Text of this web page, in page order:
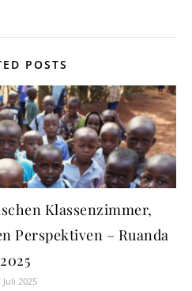
POSTS
Klassenzimmer,
Perspektiven – Ruanda
2025
Juli 2025